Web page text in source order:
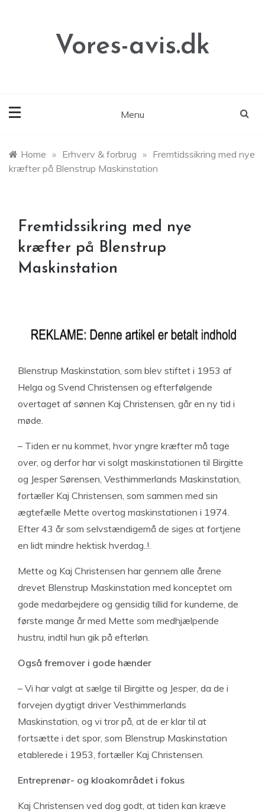
Vores-avis.dk
Menu
Home » Erhverv & forbrug » Fremtidssikring med nye
kræfter på Blenstrup Maskinstation
Fremtidssikring med nye
kræfter på Blenstrup
Maskinstation
Blenstrup Maskinstation, som blev stiftet i 1953 af
Helga og Svend Christensen og efterfølgende
overtaget af sønnen Kaj Christensen, går en ny tid i
møde.
– Tiden er nu kommet, hvor yngre kræfter må tage
over, og derfor har vi solgt maskinstationen til Birgitte
og Jesper Sørensen, Vesthimmerlands Maskinstation,
fortæller Kaj Christensen, som sammen med sin
ægtefælle Mette overtog maskinstationen i 1974.
Efter 43 år som selvstændigemå de siges at fortjene
en lidt mindre hektisk hverdag..!.
Mette og Kaj Christensen har gennem alle årene
drevet Blenstrup Maskinstation med konceptet om
gode medarbejdere og gensidig tillid for kunderne, de
første mange år med Mette som medhjælpende
hustru, indtil hun gik på efterløn.
Også fremover i gode hænder
– Vi har valgt at sælge til Birgitte og Jesper, da de i
forvejen dygtigt driver Vesthimmerlands
Maskinstation, og vi tror på, at de er klar til at
fortsætte i det spor, som Blenstrup Maskinstation
etablerede i 1953, fortæller Kaj Christensen.
Entreprenør- og kloakområdet i fokus
Kaj Christensen ved dog godt, at tiden kan kræve